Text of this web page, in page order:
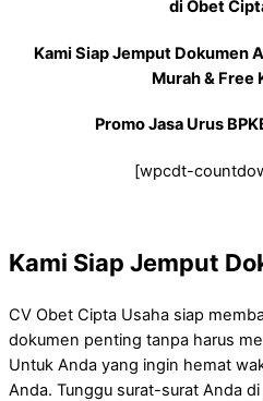
di Obet
Kami Siap Jemput Dokumen
Murah & Free
Promo Jasa Urus
[wpcdt-
Kami Siap Jemput
CV Obet Cipta Usaha siap
dokumen penting tanpa harus
Untuk Anda yang ingin hemat
Anda. Tunggu surat-surat Anda